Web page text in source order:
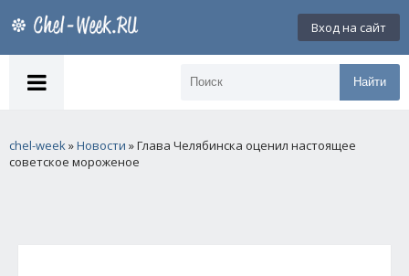
Вход на сайт
Найти
chel-week»Новости » Глава Челябинска оценил настоящее
советское мороженое